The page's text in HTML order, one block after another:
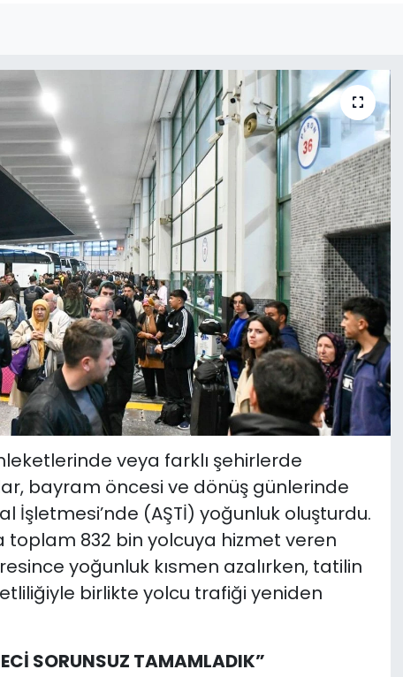
veya farklı şehirlerde
bayram öncesi ve dönüş günlerinde
İşletmesi’nde (AŞTİ) yoğunluk oluşturdu.
toplam 832 bin yolcuya hizmet veren
yoğunluk kısmen azalırken, tatilin
birlikte yolcu trafiği yeniden
SORUNSUZ TAMAMLADIK”